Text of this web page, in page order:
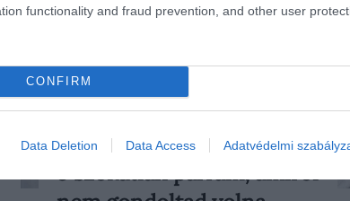
functionality and fraud prevention, and other user
CONFIRM
Data Deletion Data Access Adatvédelmi
Sokszor egy-egy illat alapján jegyez
2025. ÁPRILIS 16. ● HAMU ÉS GYÉMÁNT
5 szokatlan parfüm, amiről